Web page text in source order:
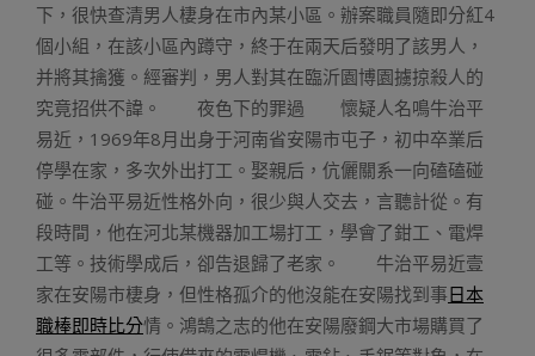
下，很快查清男人棲身在市內某小區。辦案職員隨即分紅4
個小組，在該小區內蹲守，終于在兩天后發明了該男人，
并將其擒獲。經審判，男人對其在臨沂園博園擄掠殺人的
究竟招供不諱。 夜色下的罪過 懷疑人名鳴牛治平
易近，1969年8月出身于河南省安陽市屯子，初中卒業后
停學在家，多次外出打工。娶親后，伉儷關系一向磕磕碰
碰。牛治平易近性格外向，很少與人交去，言聽計從。有
段時間，他在河北某機器加工場打工，學會了鉗工、電焊
工等。技術學成后，卻告退歸了老家。 牛治平易近壹
家在安陽市棲身，但性格孤介的他沒能在安陽找到事日本
職棒即時比分情。鴻鵠之志的他在安陽廢鋼大市場購買了